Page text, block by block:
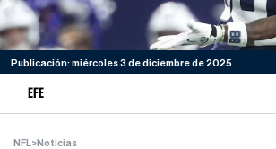
Publicación: miércoles 3 de diciembre de 2025
EFE
NFL>Noticias